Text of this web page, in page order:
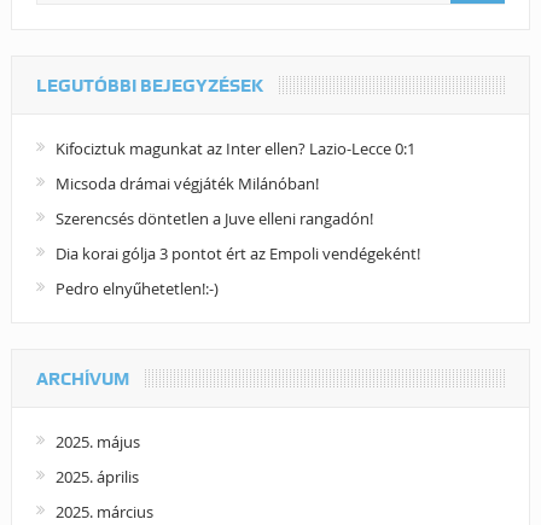
LEGUTÓBBI BEJEGYZÉSEK
Kifociztuk magunkat az Inter ellen? Lazio-Lecce 0:1
Micsoda drámai végjáték Milánóban!
Szerencsés döntetlen a Juve elleni rangadón!
Dia korai gólja 3 pontot ért az Empoli vendégeként!
Pedro elnyűhetetlen!:-)
ARCHÍVUM
2025. május
2025. április
2025. március